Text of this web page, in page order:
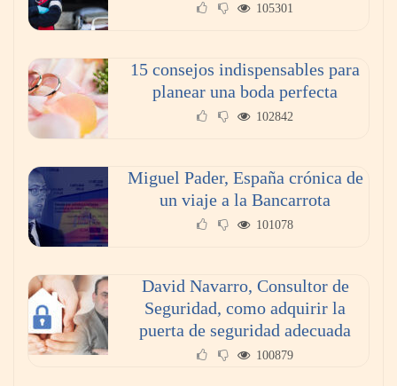
¿Cuáles son las funciones de un abogado
laboral?
105301
15 consejos indispensables para
planear una boda perfecta
102842
Miguel Pader, España crónica de
un viaje a la Bancarrota
101078
David Navarro, Consultor de
Seguridad, como adquirir la
puerta de seguridad adecuada
100879